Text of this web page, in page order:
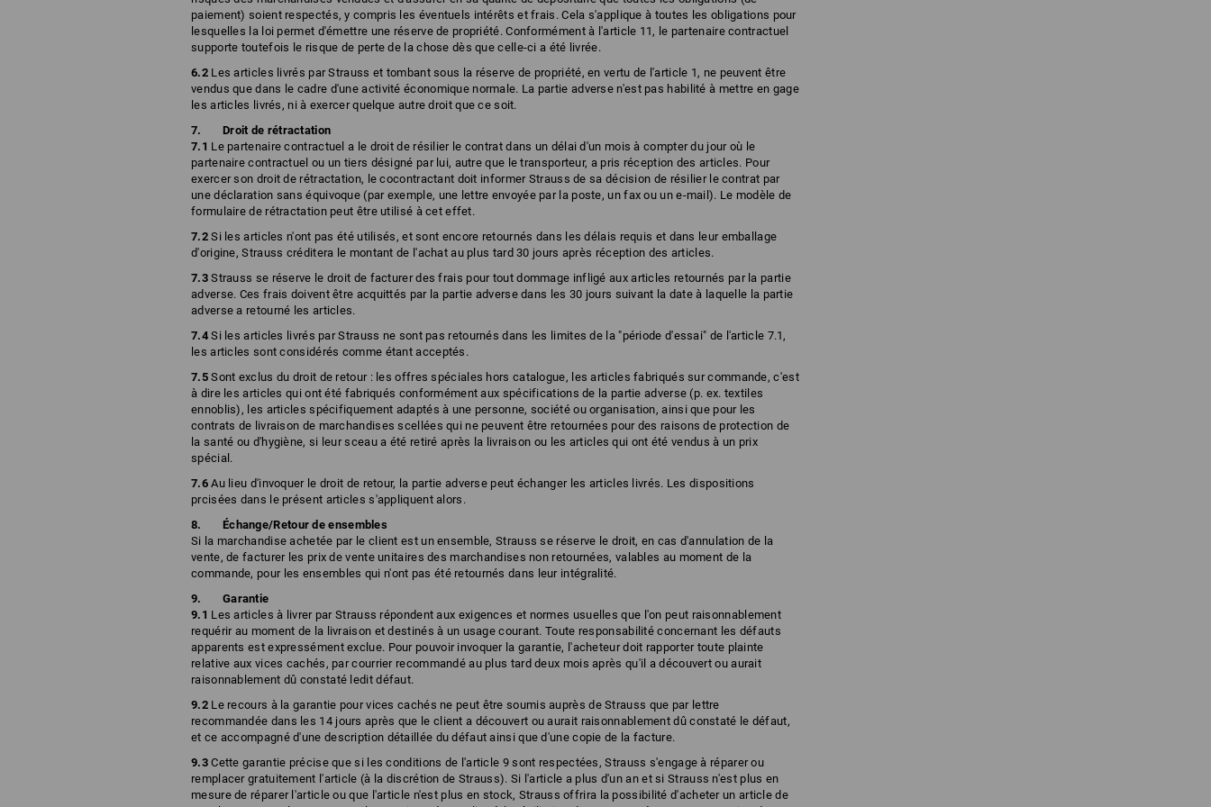
paiement) soient respectés, y compris les éventuels intérêts et frais. Cela s'applique à toutes les obligations pour
lesquelles la loi permet d'émettre une réserve de propriété. Conformément à l'article 11, le partenaire contractuel
supporte toutefois le risque de perte de la chose dès que celle-ci a été livrée.
6.2 Les articles livrés par Strauss et tombant sous la réserve de propriété, en vertu de l'article 1, ne peuvent être
vendus que dans le cadre d'une activité économique normale. La partie adverse n'est pas habilité à mettre en gage
les articles livrés, ni à exercer quelque autre droit que ce soit.
Droit de rétractation
7.1 Le partenaire contractuel a le droit de résilier le contrat dans un délai d'un mois à compter du jour où le
partenaire contractuel ou un tiers désigné par lui, autre que le transporteur, a pris réception des articles. Pour
exercer son droit de rétractation, le cocontractant doit informer Strauss de sa décision de résilier le contrat par
une déclaration sans équivoque (par exemple, une lettre envoyée par la poste, un fax ou un e-mail). Le modèle de
formulaire de rétractation peut être utilisé à cet effet.
7.2Si les articles n'ont pas été utilisés, et sont encore retournés dans les délais requis et dans leur emballage
d'origine, Strauss créditera le montant de l'achat au plus tard 30 jours après réception des articles.
7.3Strauss se réserve le droit de facturer des frais pour tout dommage infligé aux articles retournés par la partie
adverse. Ces frais doivent être acquittés par la partie adverse dans les 30 jours suivant la date à laquelle la partie
adverse a retourné les articles.
7.4Si les articles livrés par Strauss ne sont pas retournés dans les limites de la "période d'essai" de l'article 7.1,
les articles sont considérés comme étant acceptés.
7.5Sont exclus du droit de retour : les offres spéciales hors catalogue, les articles fabriqués sur commande, c'est
à dire les articles qui ont été fabriqués conformément aux spécifications de la partie adverse (p. ex. textiles
ennoblis), les articles spécifiquement adaptés à une personne, société ou organisation, ainsi que pour les
contrats de livraison de marchandises scellées qui ne peuvent être retournées pour des raisons de protection de
la santé ou d'hygiène, si leur sceau a été retiré après la livraison ou les articles qui ont été vendus à un prix
spécial.
7.6Au lieu d'invoquer le droit de retour, la partie adverse peut échanger les articles livrés. Les dispositions
prcisées dans le présent articles s'appliquent alors.
Échange/Retour de ensembles
Si la marchandise achetée par le client est un ensemble, Strauss se réserve le droit, en cas d'annulation de la
vente, de facturer les prix de vente unitaires des marchandises non retournées, valables au moment de la
commande, pour les ensembles qui n'ont pas été retournés dans leur intégralité.
Garantie
9.1 Les articles à livrer par Strauss répondent aux exigences et normes usuelles que l'on peut raisonnablement
requérir au moment de la livraison et destinés à un usage courant. Toute responsabilité concernant les défauts
apparents est expressément exclue. Pour pouvoir invoquer la garantie, l'acheteur doit rapporter toute plainte
relative aux vices cachés, par courrier recommandé au plus tard deux mois après qu'il a découvert ou aurait
raisonnablement dû constaté ledit défaut.
9.2Le recours à la garantie pour vices cachés ne peut être soumis auprès de Strauss que par lettre
recommandée dans les 14 jours après que le client a découvert ou aurait raisonnablement dû constaté le défaut,
et ce accompagné d'une description détaillée du défaut ainsi que d'une copie de la facture.
9.3Cette garantie précise que si les conditions de l'article 9 sont respectées, Strauss s'engage à réparer ou
remplacer gratuitement l'article (à la discrétion de Strauss). Si l'article a plus d'un an et si Strauss n'est plus en
mesure de réparer l'article ou que l'article n'est plus en stock, Strauss offrira la possibilité d'acheter un article de